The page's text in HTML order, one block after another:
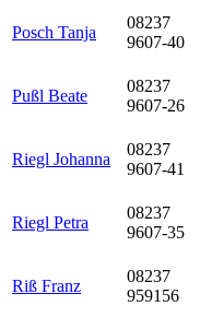
Posch Tanja
08237
9607-40
Pußl Beate
08237
9607-26
Riegl Johanna
08237
9607-41
Riegl Petra
08237
9607-35
Riß Franz
08237
959156